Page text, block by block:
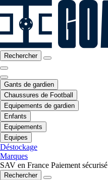
Rechercher
Gants de gardien
Chaussures de Football
Equipements de gardien
Enfants
Equipements
Equipes
Déstockage
Marques
SAV en France Paiement sécurisé
Rechercher